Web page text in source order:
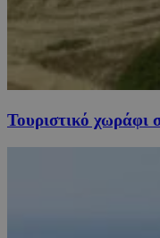
Τουριστικό